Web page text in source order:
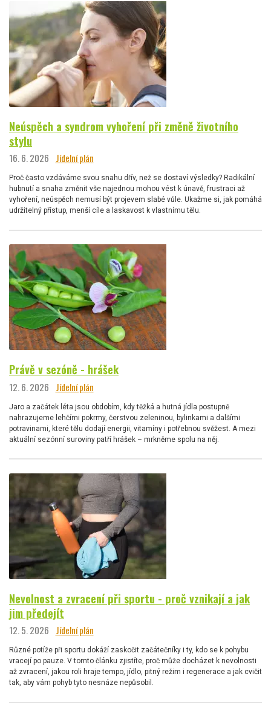
Neúspěch a syndrom vyhoření při změně životního
stylu
16. 6. 2026 Jídelní plán
Proč často vzdáváme svou snahu dřív, než se dostaví výsledky? Radikální
hubnutí a snaha změnit vše najednou mohou vést k únavě, frustraci až
vyhoření, neúspěch nemusí být projevem slabé vůle. Ukažme si, jak pomáhá
udržitelný přístup, menší cíle a laskavost k vlastnímu tělu.
Právě v sezóně - hrášek
12. 6. 2026 Jídelní plán
Jaro a začátek léta jsou obdobím, kdy těžká a hutná jídla postupně
nahrazujeme lehčími pokrmy, čerstvou zeleninou, bylinkami a dalšími
potravinami, které tělu dodají energii, vitamíny i potřebnou svěžest. A mezi
aktuální sezónní suroviny patří hrášek – mrkněme spolu na něj.
Nevolnost a zvracení při sportu - proč vznikají a jak
jim předejít
12. 5. 2026 Jídelní plán
Různé potíže při sportu dokáží zaskočit začátečníky i ty, kdo se k pohybu
vracejí po pauze. V tomto článku zjistíte, proč může docházet k nevolnosti
až zvracení, jakou roli hraje tempo, jídlo, pitný režim i regenerace a jak cvičit
tak, aby vám pohyb tyto nesnáze nepůsobil.